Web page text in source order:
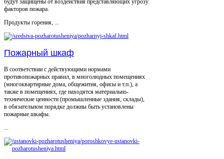
будут защищены от воздействия представляющих угрозу
факторов пожара.
Продукты горения, ...
Пожарный шкаф
В соответствии с действующими нормами
противопожарных правил, в многолюдных помещениях
(многоквартирные дома, общежития, офисы и т.п.), а
также в помещениях, где находятся материально-
технические ценности (промышленные здания, склады),
в обязательном порядке должны быть установлены
пожарные шкафы.